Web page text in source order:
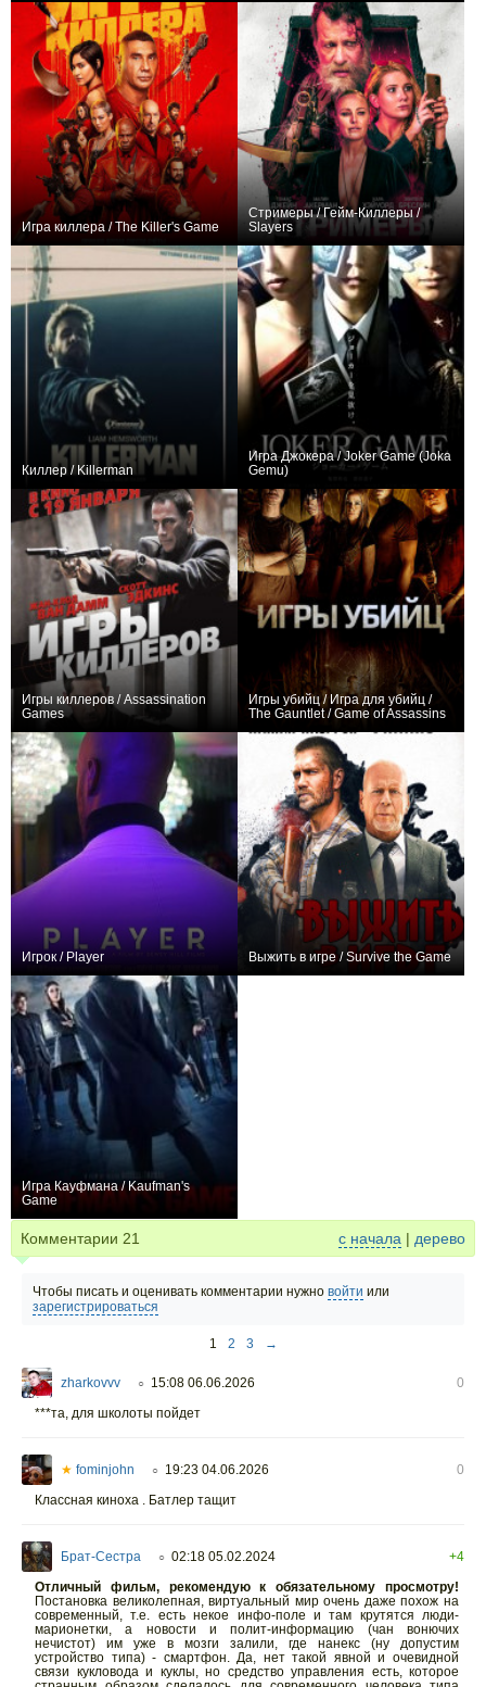
Игра киллера / The Killer's Game
Стримеры / Гейм-Киллеры /
Slayers
Киллер / Killerman
Игра Джокера / Joker Game (Joka
Gemu)
Игры киллеров / Assassination
Games
Игры убийц / Игра для убийц /
The Gauntlet / Game of Assassins
Игрок / Player Выжить в игре / Survive the Game
Игра Кауфмана / Kaufman's
Game
Комментарии 21 с начала | дерево
Чтобы писать и оценивать комментарии нужно войти или
зарегистрироваться
1 2 3 →
zharkovvv ○ 15:08 06.06.2026
0
***та, для школоты пойдет
★ fominjohn ○ 19:23 04.06.2026
0
Классная киноха . Батлер тащит
Брат-Сестра ○ 02:18 05.02.2024
+4
Отличный фильм, рекомендую к обязательному просмотру!
Постановка великолепная, виртуальный мир очень даже похож на
современный, т.е. есть некое инфо-поле и там крутятся люди-
марионетки, а новости и полит-информацию (чан вонючих
нечистот) им уже в мозги залили, где нанекс (ну допустим
устройство типа) - смартфон. Да, нет такой явной и очевидной
связи кукловода и куклы, но средство управления есть, которое